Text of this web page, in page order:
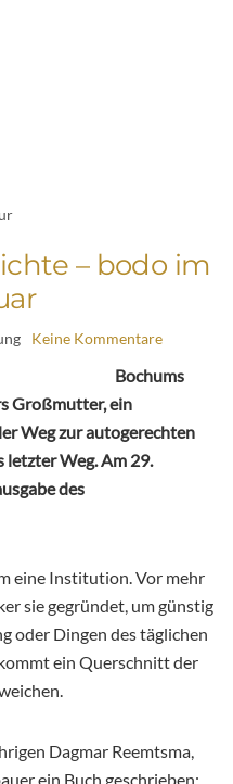
– bodo im
Keine Kommentare
Bochums
Großmutter, ein
Weg zur autogerechten
letzter Weg. Am 29.
des
eine Institution. Vor mehr
sie gegründet, um günstig
oder Dingen des täglichen
ein Querschnitt der
Dagmar Reemtsma,
ein Buch geschrieben: